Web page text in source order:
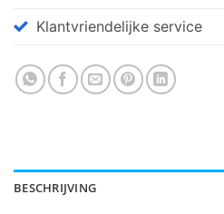
Klantvriendelijke service
BESCHRIJVING